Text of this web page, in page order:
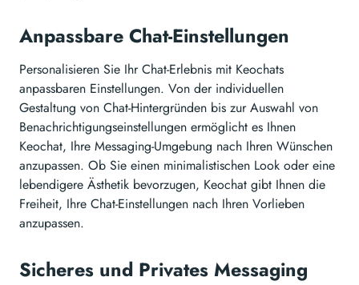
Anpassbare Chat-Einstellungen
Personalisieren Sie Ihr Chat-Erlebnis mit Keochats
anpassbaren Einstellungen. Von der individuellen
Gestaltung von Chat-Hintergründen bis zur Auswahl von
Benachrichtigungseinstellungen ermöglicht es Ihnen
Keochat, Ihre Messaging-Umgebung nach Ihren Wünschen
anzupassen. Ob Sie einen minimalistischen Look oder eine
lebendigere Ästhetik bevorzugen, Keochat gibt Ihnen die
Freiheit, Ihre Chat-Einstellungen nach Ihren Vorlieben
anzupassen.
Sicheres und Privates Messaging